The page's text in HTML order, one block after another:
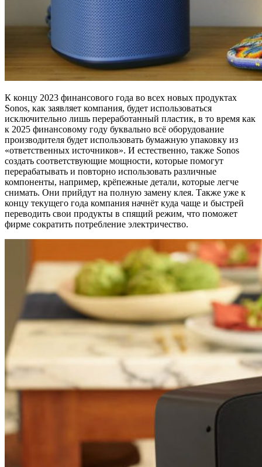
К концу 2023 финансового года во всех новых продуктах
Sonos, как заявляет компания, будет использоваться
исключительно лишь переработанный пластик, в то время как
к 2025 финансовому году буквально всё оборудование
производителя будет использовать бумажную упаковку из
«ответственных источников». И естественно, также Sonos
создать соответствующие мощности, которые помогут
перерабатывать и повторно использовать различные
компоненты, например, крёпежные детали, которые легче
снимать. Они прийдут на полную замену клея. Также уже к
концу текущего года компания начнёт куда чаще и быстрей
переводить свои продукты в спящий режим, что поможет
фирме сократить потребление электричество.